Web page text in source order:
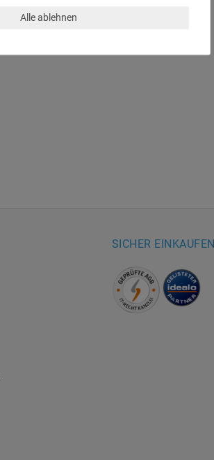
SICHER EINKAUFEN
Alle ablehnen